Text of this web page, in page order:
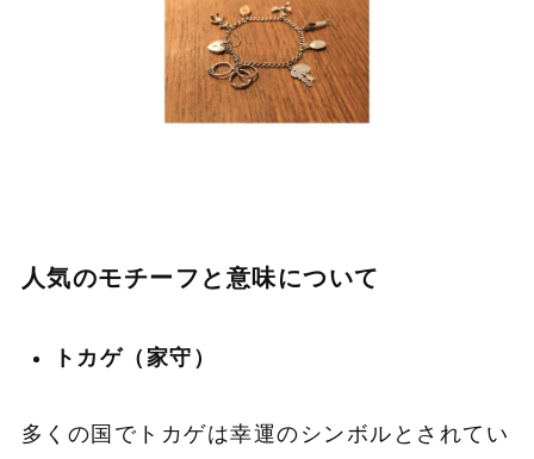
人気のモチーフと意味について
トカゲ（家守）
多くの国でトカゲは幸運のシンボルとされてい